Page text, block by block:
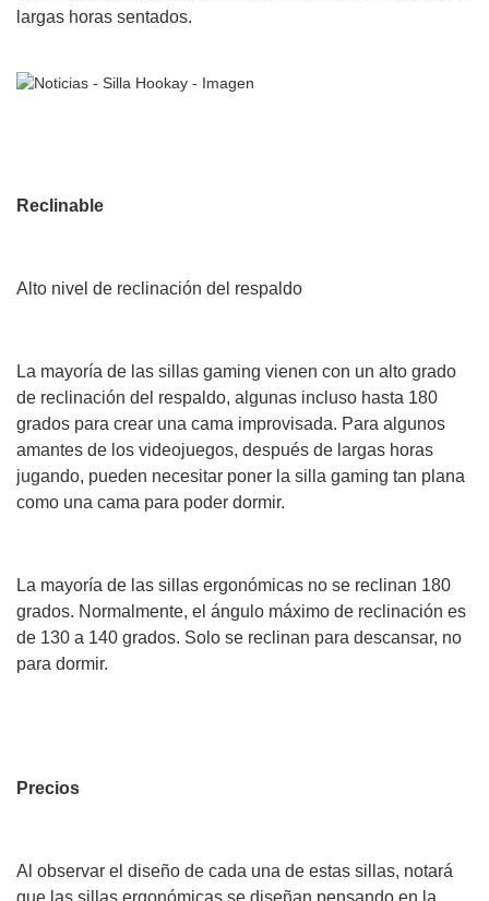
largas horas sentados.
Reclinable
Alto nivel de reclinación del respaldo
La mayoría de las sillas gaming vienen con un alto grado
de reclinación del respaldo, algunas incluso hasta 180
grados para crear una cama improvisada. Para algunos
amantes de los videojuegos, después de largas horas
jugando, pueden necesitar poner la silla gaming tan plana
como una cama para poder dormir.
La mayoría de las sillas ergonómicas no se reclinan 180
grados. Normalmente, el ángulo máximo de reclinación es
de 130 a 140 grados. Solo se reclinan para descansar, no
para dormir.
Precios
Al observar el diseño de cada una de estas sillas, notará